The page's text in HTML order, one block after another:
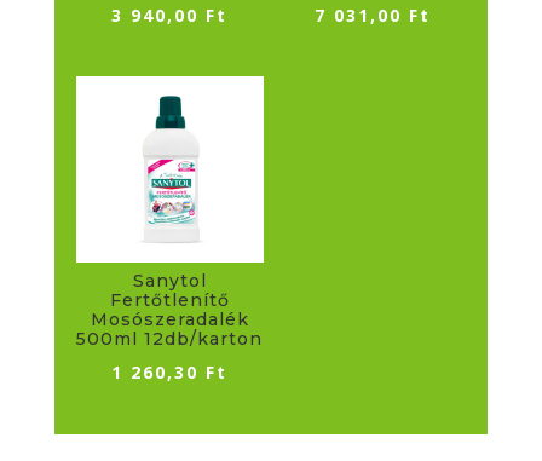
3 940,00 Ft 7 031,00 Ft
Sanytol
Fertőtlenítő
Mosószeradalék
500ml 12db/karton
1 260,30 Ft